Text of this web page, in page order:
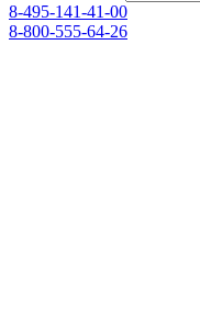
8-495-141-41-00
8-800-555-64-26